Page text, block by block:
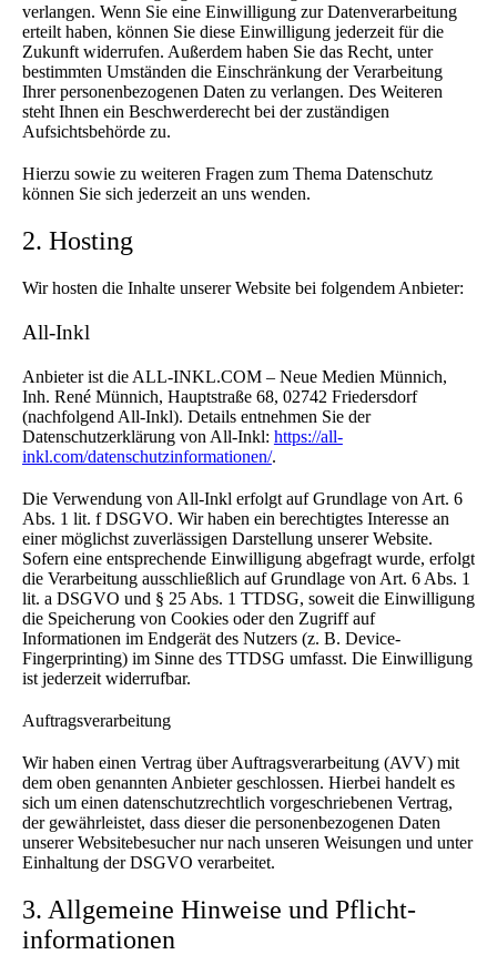
verlangen. Wenn Sie eine Einwilligung zur Datenverarbeitung
erteilt haben, können Sie diese Einwilligung jederzeit für die
Zukunft widerrufen. Außerdem haben Sie das Recht, unter
bestimmten Umständen die Einschränkung der Verarbeitung
Ihrer personenbezogenen Daten zu verlangen. Des Weiteren
steht Ihnen ein Beschwerderecht bei der zuständigen
Aufsichtsbehörde zu.
Hierzu sowie zu weiteren Fragen zum Thema Datenschutz
können Sie sich jederzeit an uns wenden.
2. Hosting
Wir hosten die Inhalte unserer Website bei folgendem Anbieter:
All-Inkl
Anbieter ist die ALL-INKL.COM – Neue Medien Münnich,
Inh. René Münnich, Hauptstraße 68, 02742 Friedersdorf
(nachfolgend All-Inkl). Details entnehmen Sie der
Datenschutzerklärung von All-Inkl: https://all-
inkl.com/datenschutzinformationen/.
Die Verwendung von All-Inkl erfolgt auf Grundlage von Art. 6
Abs. 1 lit. f DSGVO. Wir haben ein berechtigtes Interesse an
einer möglichst zuverlässigen Darstellung unserer Website.
Sofern eine entsprechende Einwilligung abgefragt wurde, erfolgt
die Verarbeitung ausschließlich auf Grundlage von Art. 6 Abs. 1
lit. a DSGVO und § 25 Abs. 1 TTDSG, soweit die Einwilligung
die Speicherung von Cookies oder den Zugriff auf
Informationen im Endgerät des Nutzers (z. B. Device-
Fingerprinting) im Sinne des TTDSG umfasst. Die Einwilligung
ist jederzeit widerrufbar.
Auftragsverarbeitung
Wir haben einen Vertrag über Auftragsverarbeitung (AVV) mit
dem oben genannten Anbieter geschlossen. Hierbei handelt es
sich um einen datenschutzrechtlich vorgeschriebenen Vertrag,
der gewährleistet, dass dieser die personenbezogenen Daten
unserer Websitebesucher nur nach unseren Weisungen und unter
Einhaltung der DSGVO verarbeitet.
3. Allgemeine Hinweise und Pflicht­
informationen